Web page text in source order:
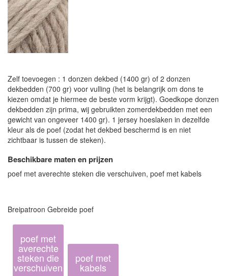
Zelf toevoegen : 1 donzen dekbed (1400 gr) of 2 donzen
dekbedden (700 gr) voor vulling (het is belangrijk om dons te
kiezen omdat je hiermee de beste vorm krijgt). Goedkope donzen
dekbedden zijn prima, wij gebruikten zomerdekbedden met een
gewicht van ongeveer 1400 gr). 1 jersey hoeslaken in dezelfde
kleur als de poef (zodat het dekbed beschermd is en niet
zichtbaar is tussen de steken).
Beschikbare maten en prijzen
poef met averechte steken die verschuiven, poef met kabels
Breipatroon Gebreide poef
poef met
averechte
steken die
verschuiven
poef met
kabels